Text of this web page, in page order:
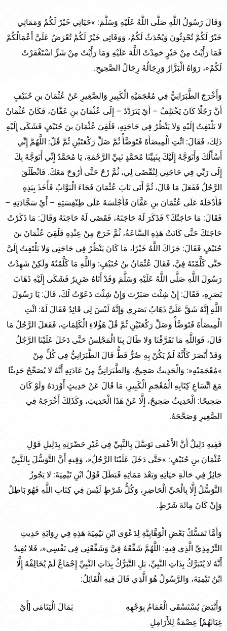
وَقَالَ رَسُولُ اللَّهِ صَلَّى اللَّهُ عَلَيْهِ وَسَلَّمَ: »حَيَاتِي خَيْرٌ لَكُمْ وَمَمَاتِي
خَيْرٌ لَكُمْ تُحْدِثُونَ وَيُحْدَثُ لَكُمْ، وَوَفَاتِي خَيْرٌ لَكُمْ تُعْرَضُ عَلَيَّ أَعْمَالُكُمْ
فَمَا رَأَيْتُ مِنْ خَيْرٍ حَمِدْتُ اللَّهَ عَلَيْهِ وَمَا رَأَيْتُ مِنْ شَرٍّ اسْتَغْفَرْتُ
لَكُمْ«، رَوَاهُ الْبَزَّارُ وَرِجَالُهُ رِجَالُ الصَّحِيحِ.
وَأَخْرَجَ الطَّبَرَانِيُّ فِي مُعْجَمَيْهِ الْكَبِيرِ وَالصَّغِيرِ عَنْ عُثْمَانَ بنِ حُنَيْفٍ
أَنَّ رَجُلًا كَانَ يَخْتَلِفُ – أَيْ يَتَرَدَّدُ – إِلَى عُثْمَانَ بنِ عَفَّانَ، فَكَانَ عُثْمَانُ
لا يَلْتَفِتُ إِلَيْهِ وَلا يَنْظُرُ فِي حَاجَتِهِ، فَلَقِيَ عُثْمَانَ بنَ حُنَيْفٍ فَشَكَى إِلَيْهِ
ذَلِكَ، فَقَالَ: ائْتِ الْمِيضَأَةَ فَتَوَضَّأْ ثُمَّ صَلِّ رَكْعَتَيْنِ ثُمَّ قُلْ: اللَّهُمَّ إِنِّي
أَسْأَلُكَ وَأَتَوَجَّهُ إِلَيْكَ بِنَبِيِّنَا مُحَمَّدٍ نَبِيِّ الرَّحْمَةِ، يَا مُحَمَّدُ إِنِّي أَتَوَجَّهُ بِكَ
إِلَى رَبِّي فِي حَاجَتِي لِتُقْضَى لِي، ثُمَّ رُحْ حَتَّى أَرُوحَ مَعَكَ. فَانْطَلَقَ
الرَّجُلُ فَفَعَلَ مَا قَالَ، ثُمَّ أَتَى بَابَ عُثْمَانَ فَجَاءَ الْبَوَّابُ فَأَخَذَ بِيَدِهِ
فَأَدْخَلَهُ عَلَى عُثْمَانَ بنِ عَفَّانَ فَأَجْلَسَهُ عَلَى طِنْفِسَتِهِ – أَيْ سَجَّادَتِهِ –
فَقَالَ: مَا حَاجَتُكَ؟ فَذَكَرَ لَهُ حَاجَتَهُ، فَقَضَى لَهُ حَاجَتَهُ وَقَالَ: مَا ذَكَرْتُ
حَاجَتَكَ حَتَّى كَانَتْ هَذِهِ السَّاعَةُ، ثُمَّ خَرَجَ مِنْ عِنْدِهِ فَلَقِيَ عُثْمَانَ بنَ
حُنَيْفٍ فَقَالَ: جَزَاكَ اللَّهُ خَيْرًا، مَا كَانَ يَنْظُرُ فِي حَاجَتِي وَلا يَلْتَفِتُ إِلَيَّ
حَتَّى كَلَّمْتَهُ فِيَّ، فَقَالَ عُثْمَانُ بنُ حُنَيْفٍ: وَاللَّهِ مَا كَلَّمْتُهُ وَلَكِنْ شَهِدْتُ
رَسُولَ اللَّهِ صَلَّى اللَّهُ عَلَيْهِ وَسَلَّمَ وَقَدْ أَتَاهُ ضَرِيرٌ فَشَكَى إِلَيْهِ ذَهَابَ
بَصَرِهِ، فَقَالَ: إِنْ شِئْتَ صَبَرْتَ وَإِنْ شِئْتَ دَعَوْتُ لَكَ، قَالَ: يَا رَسُولَ
اللَّهِ إِنَّهُ شَقَّ عَلَيَّ ذَهَابُ بَصَرِي وَإِنَّهُ لَيْسَ لِي قَائِدٌ فَقَالَ لَهُ: ائْتِ
الْمِيضَأَةَ فَتَوَضَّأْ وَصَلِّ رَكْعَتَيْنِ ثُمَّ قُلْ هَؤُلاءِ الْكَلِمَاتِ، فَفَعَلَ الرَّجُلُ مَا
قَالَ، فَوَاللَّهِ مَا تَفَرَّقْنَا وَلا طَالَ بِنَا الْمَجْلِسُ حَتَّى دَخَلَ عَلَيْنَا الرَّجُلُ
وَقَدْ أَبْصَرَ كَأَنَّهُ لَمْ يَكُنْ بِهِ ضُرٌّ قَطُّ قَالَ الطَّبَرَانِيُّ فِي كُلٍّ مِنْ
»مُعْجَمَيْهِ«: وَالْحَدِيثُ صَحِيحٌ، وَالطَّبَرَانِيُّ مِنْ عَادَتِهِ أَنَّهُ لا يُصَحِّحُ حَدِيثًا
مَعَ اتِّسَاعِ كِتَابِهِ الْمُعْجَمِ الْكَبِيرِ، مَا قَالَ عَنْ حَدِيثٍ أَوْرَدَهُ وَلَوْ كَانَ
صَحِيحًا: الْحَدِيثُ صَحِيحٌ، إِلَّا عَنْ هَذَا الْحَدِيثِ، وَكَذَلِكَ أَخْرَجَهُ فِي
الصَّغِيرِ وَصَحَّحَهُ.
فَفِيهِ دَلِيلٌ أَنَّ الأَعْمَى تَوَسَّلَ بِالنَّبِيِّ فِي غَيْرِ حَضْرَتِهِ بِدَلِيلِ قَوْلِ
عُثْمَانَ بنِ حُنَيْفٍ: »حَتَّى دَخَلَ عَلَيْنَا الرَّجُلُ«، وَفِيهِ أَنَّ التَّوَسُّلَ بِالنَّبِيِّ
جَائِزٌ فِي حَالَةِ حَيَاتِهِ وَبَعْدَ مَمَاتِهِ فَبَطَلَ قَوْلُ ابْنِ تَيْمِيَةَ: لا يَجُوزُ
التَّوَسُّلُ إِلَّا بِالْحَيِّ الْحَاضِرِ، وَكُلُّ شَرْطٍ لَيْسَ فِي كِتَابِ اللَّهِ فَهُوَ بَاطِلٌ
وَإِنْ كَانَ مِائَةَ شَرْطٍ.
وَأَمَّا تَمَسُّكُ بَعْضِ الْوَهَّابِيَّةِ لِدَعْوَى ابْنِ تَيْمِيَةَ هَذِهِ فِي رِوَايَةِ حَدِيثِ
التِّرْمِذِيِّ الَّذِي فِيهِ: اللَّهُمَّ شَفِّعْهُ فِيَّ وَشَفِّعْنِي فِي نَفْسِي«، فَلا يُفِيدُ
أَنَّهُ لا يُتَبَرَّكُ بِذَاتِ النَّبِيِّ، بَلِ التَّبَرُّكُ بِذَاتِ النَّبِيِّ إِجْمَاعٌ لَمْ يُخَالِفْهُ إِلَّا
ابْنُ تَيْمِيَةَ، وَالرَّسُولُ هُوَ الَّذِي قَالَ فِيهِ الْقَائِلُ:
وَأَبْيَضَ يُسْتَسْقَى الْغَمَامُ بِوَجْهِهِ ثِمَالَ الْيَتَامَى [أَيْ
غِيَاثَهُمْ] عِصْمَةٌ لِلأَرَامِلِ